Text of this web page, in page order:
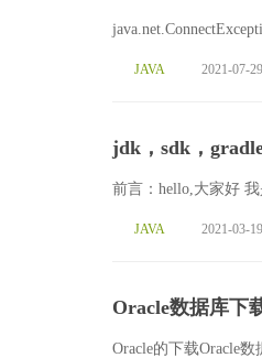
JAVA 2021-07-29
jdk，sdk，
前言：hello,大家好
JAVA 2021-03-19
Oracle数据库下
Oracle的下载Oracle